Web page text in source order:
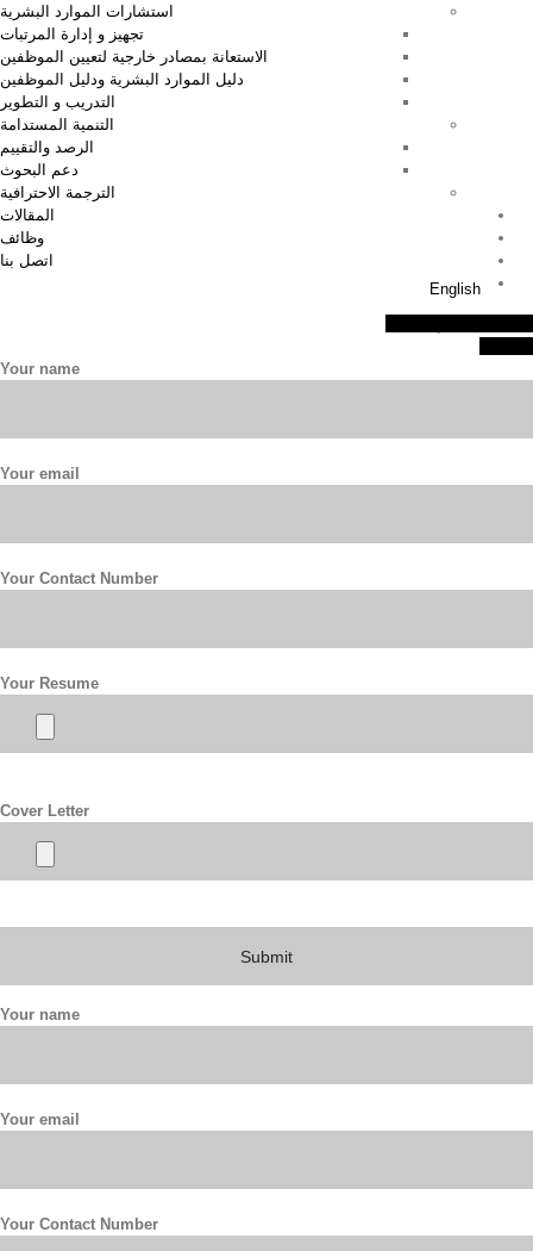
استشارات الموارد البشرية
تجهيز و إدارة المرتبات
الاستعانة بمصادر خارجية لتعيين الموظفين
دليل الموارد البشرية ودليل الموظفين
التدريب و التطوير
التنمية المستدامة
الرصد والتقييم
دعم البحوث
الترجمة الاحترافية
المقالات
وظائف
اتصل بنا
English
Your name
Your email
Your Contact Number
Your Resume
Cover Letter
Your name
Your email
Your Contact Number